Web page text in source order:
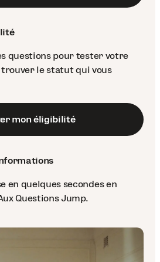
questions pour tester votre
le statut qui vous
mon éligibilité
en quelques secondes en
Questions Jump.